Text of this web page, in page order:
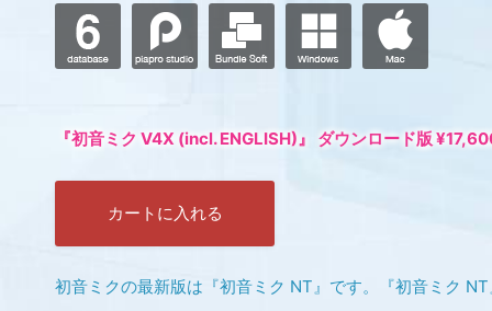
『初音ミク V4X (incl. ENGLISH)』 ダウンロード版
カートに入れる
初音ミクの最新版は『初音ミク NT』です。『初音ミク